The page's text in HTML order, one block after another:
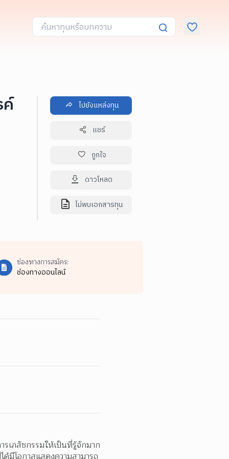
ค์ ไปยังแหล่งทุน
แชร์
ถูกใจ
ดาวโหลด
ไม่พบเอกสารทุน
ช่องทางการสมัคร:
ช่องทางออนไลน์
รเภสัชกรรมให้เป็นที่รู้จักมาก